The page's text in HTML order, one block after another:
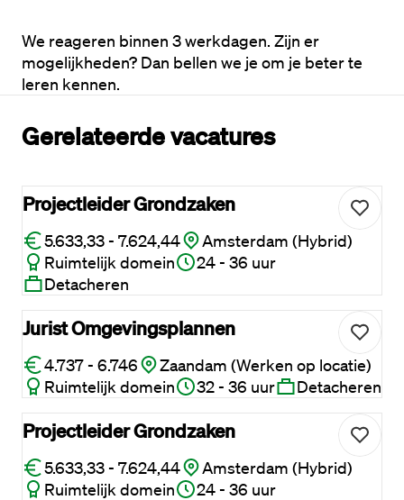
We reageren binnen 3 werkdagen. Zijn er
mogelijkheden? Dan bellen we je om je beter te
leren kennen.
Gerelateerde vacatures
Projectleider Grondzaken
5.633,33 - 7.624,44
Amsterdam (Hybrid)
Ruimtelijk domein
24 - 36 uur
Detacheren
Jurist Omgevingsplannen
4.737 - 6.746
Zaandam (Werken op locatie)
Ruimtelijk domein
32 - 36 uur Detacheren
Projectleider Grondzaken
5.633,33 - 7.624,44
Amsterdam (Hybrid)
Ruimtelijk domein
24 - 36 uur